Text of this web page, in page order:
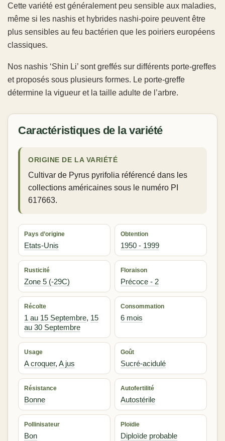
Cette variété est généralement peu sensible aux maladies,
même si les nashis et hybrides nashi-poire peuvent être
plus sensibles au feu bactérien que les poiriers européens
classiques.
Nos nashis ‘Shin Li’ sont greffés sur différents porte-greffes
et proposés sous plusieurs formes. Le porte-greffe
détermine la vigueur et la taille adulte de l’arbre.
Caractéristiques de la variété
ORIGINE DE LA VARIÉTÉ
Cultivar de Pyrus pyrifolia référencé dans les
collections américaines sous le numéro PI
617663.
Pays d’origine
Etats-Unis
Obtention
1950 - 1999
Rusticité
Zone 5 (-29C)
Floraison
Précoce - 2
Récolte
1 au 15 Septembre, 15
au 30 Septembre
Consommation
6 mois
Usage
A croquer, A jus
Goût
Sucré-acidulé
Résistance
Bonne
Autofertilité
Autostérile
Pollinisateur
Bon
Ploïdie
Diploïde probable